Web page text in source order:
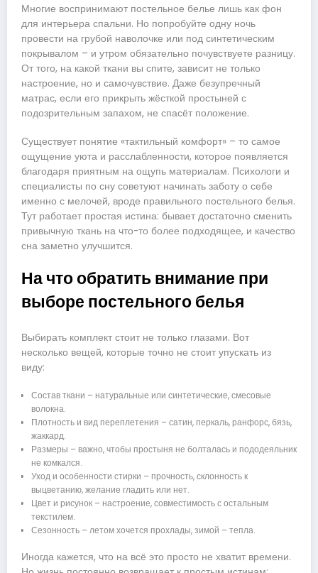
Многие воспринимают постельное белье лишь как фон
для интерьера спальни. Но попробуйте одну ночь
провести на грубой наволочке или под синтетическим
покрывалом – и утром обязательно почувствуете разницу.
От того, на какой ткани вы спите, зависит не только
настроение, но и самочувствие. Даже безупречный
матрас, если его прикрыть жёсткой простыней с
подозрительным запахом, не спасёт положение.
Существует понятие «тактильный комфорт» – то самое
ощущение уюта и расслабленности, которое появляется
благодаря приятным на ощупь материалам. Психологи и
специалисты по сну советуют начинать заботу о себе
именно с мелочей, вроде правильного постельного белья.
Тут работает простая истина: бывает достаточно сменить
привычную ткань на что-то более подходящее, и качество
сна заметно улучшится.
На что обратить внимание при
выборе постельного белья
Выбирать комплект стоит не только глазами. Вот
несколько вещей, которые точно не стоит упускать из
виду:
Состав ткани – натуральные или синтетические, смесовые
волокна.
Плотность и вид переплетения – сатин, перкаль, ранфорс, бязь,
жаккард.
Размеры – важно, чтобы простыня не болталась и пододеяльник
не комкался.
Уход и особенности стирки – прочность, склонность к
выцветанию, желание гладить или нет.
Цвет и рисунок – настроение, совместимость с остальным
текстилем.
Сезонность – летом хочется прохлады, зимой – тепла.
Иногда кажется, что на всё это просто не хватит времени.